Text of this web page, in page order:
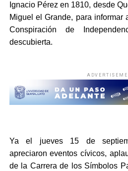
Ignacio Pérez en 1810, desde
Miguel el Grande, para informar
Conspiración de
descubierta.
Ya el jueves 15 de
apreciaron eventos cívicos,
de la Carrera de los Símbolos